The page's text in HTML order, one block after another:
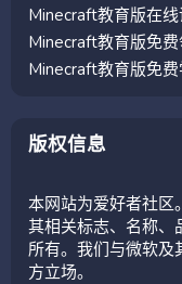
Minecraft教育版在线
Minecraft教育版免费
Minecraft教育版免
版权信息
本网站为爱好者社
其相关标志、名称、
所有。我们与微软及
方立场。